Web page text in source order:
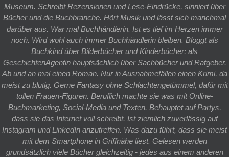
Museum. Schreibt Rezensionen und Lese-Eindrücke, sinniert über
Bücher und die Buchbranche. Hört Musik und lässt sich manchmal
darüber aus. War mal Buchhändlerin. Ist es tief im Herzen immer
noch. Wird wohl auch immer Buchhändlerin bleiben. Bloggt als
Buchkind über Bilderbücher und Kinderbücher; als
GeschichtenAgentin hauptsächlich über Sachbücher und Ratgeber.
Ab und an mal einen Roman. Nur in Ausnahmefällen einen Krimi, da
meist zu blutig. Gerne Fantasy ohne Schlachtengetümmel, dafür mit
tollen Frauen-Figuren. Beruflich machte sie was mit Online-
Buchmarketing, Social-Media und Texten. Behauptet auf Partys,
dass sie das Internet voll schreibt. Ist ziemlich zuverlässig auf
Instagram und LinkedIn anzutreffen. Was dazu führt, dass sie meist
mit dem Smartphone in Griffnähe liest. Gelesen werden
grundsätzlich viele Bücher gleichzeitig - jedes aus einem anderen